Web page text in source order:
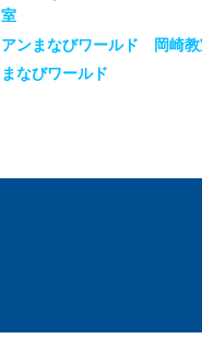
室
アンまなびワールド 岡崎
まなびワールド